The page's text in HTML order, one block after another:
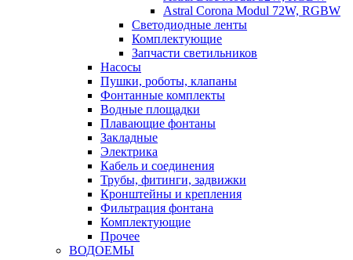
Astral Corona Modul 72W, RGBW
Светодиодные ленты
Комплектующие
Запчасти светильников
Насосы
Пушки, роботы, клапаны
Фонтанные комплекты
Водные площадки
Плавающие фонтаны
Закладные
Электрика
Кабель и соединения
Трубы, фитинги, задвижки
Кронштейны и крепления
Фильтрация фонтана
Комплектующие
Прочее
ВОДОЕМЫ